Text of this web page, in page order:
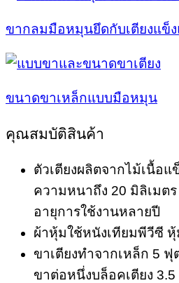
ขากลมมือหมุนยึดกับเตียงแข็ง
ขนาดขาเหล็กแบบมือหมุน
คุณสมบัติสินค้า
ตัวเตียงผลิตจากไม้เนื้อ
ความหนาถึง 20 มิลิเมต
อายุการใช้งานหลายปี
ผ้าหุ้มใช้หนังเทียมพีวีซี หุ้
ขาเตียงทำจากเหล็ก 5
ขาต่อหนึ่งบล็อคเตียง